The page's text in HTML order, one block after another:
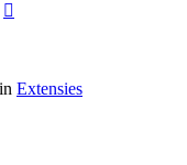
Extensies